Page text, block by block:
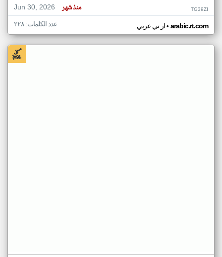
Jun 30, 2026
منذ شهر TG39ZI
ار تي عربي• arabic.rt.com عدد الكلمات: ٢٢٨